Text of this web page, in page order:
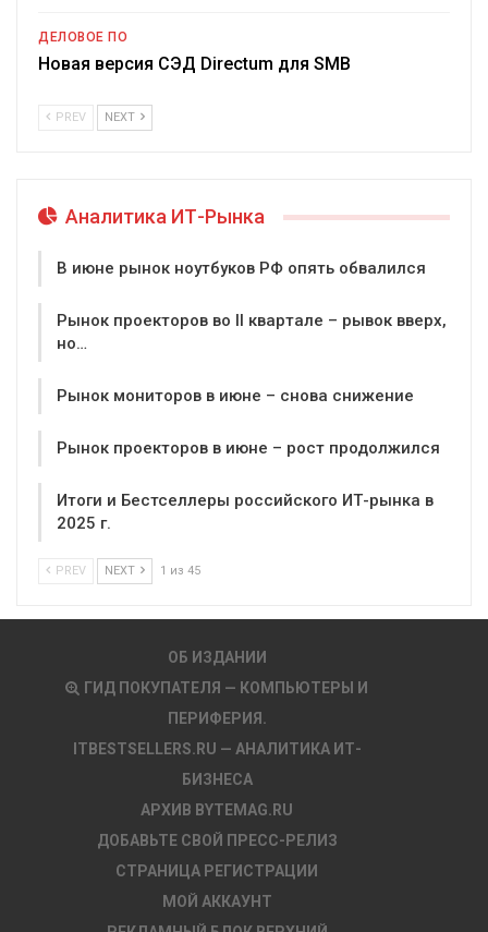
ДЕЛОВОЕ ПО
Новая версия СЭД Directum для SMB
PREV NEXT
Аналитика ИТ-Рынка
В июне рынок ноутбуков РФ опять обвалился
Рынок проекторов во II квартале – рывок вверх,
но…
Рынок мониторов в июне – снова снижение
Рынок проекторов в июне – рост продолжился
Итоги и Бестселлеры российского ИТ-рынка в
2025 г.
PREV NEXT 1 из 45
ОБ ИЗДАНИИ
ГИД ПОКУПАТЕЛЯ — КОМПЬЮТЕРЫ И
ПЕРИФЕРИЯ.
ITBESTSELLERS.RU — АНАЛИТИКА ИТ-
БИЗНЕСА
АРХИВ BYTEMAG.RU
ДОБАВЬТЕ СВОЙ ПРЕСС-РЕЛИЗ
СТРАНИЦА РЕГИСТРАЦИИ
МОЙ АККАУНТ